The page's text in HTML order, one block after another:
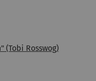
(Tobi Rosswog)